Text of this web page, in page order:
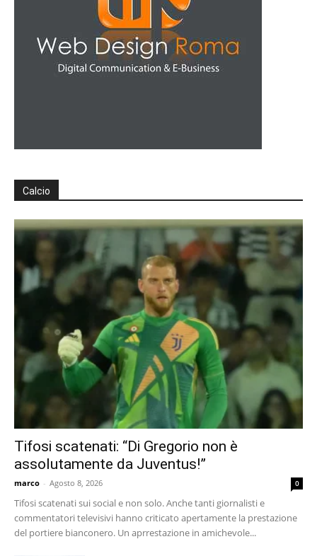
Calcio
Tifosi scatenati: “Di Gregorio non è
assolutamente da Juventus!”
marco - Agosto 8, 2026 0
Tifosi scatenati sui social e non solo. Anche tanti giornalisti e
commentatori televisivi hanno criticato apertamente la prestazione
del portiere bianconero. Un aprrestazione in amichevole...